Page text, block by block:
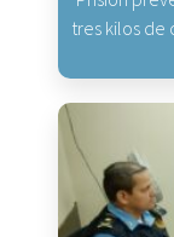
tres kilos de